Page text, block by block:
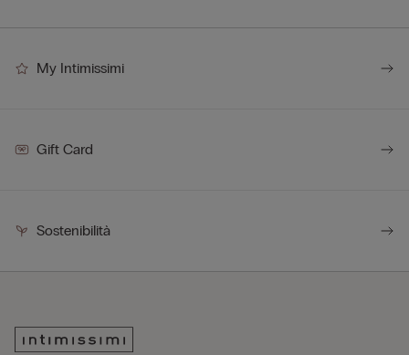
My Intimissimi
Gift Card
Sostenibilità